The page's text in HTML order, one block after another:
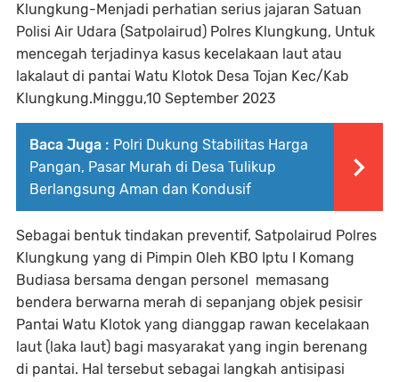
Klungkung-Menjadi perhatian serius jajaran Satuan
Polisi Air Udara (Satpolairud) Polres Klungkung, Untuk
mencegah terjadinya kasus kecelakaan laut atau
lakalaut di pantai Watu Klotok Desa Tojan Kec/Kab
Klungkung.Minggu,10 September 2023
Baca Juga : Polri Dukung Stabilitas Harga
Pangan, Pasar Murah di Desa Tulikup
Berlangsung Aman dan Kondusif
Sebagai bentuk tindakan preventif, Satpolairud Polres
Klungkung yang di Pimpin Oleh KBO Iptu I Komang
Budiasa bersama dengan personel memasang
bendera berwarna merah di sepanjang objek pesisir
Pantai Watu Klotok yang dianggap rawan kecelakaan
laut (laka laut) bagi masyarakat yang ingin berenang
di pantai. Hal tersebut sebagai langkah antisipasi